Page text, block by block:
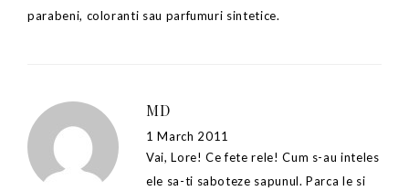
parabeni, coloranti sau parfumuri sintetice.
MD
1 March 2011
Vai, Lore! Ce fete rele! Cum s-au inteles
ele sa-ti saboteze sapunul. Parca le si